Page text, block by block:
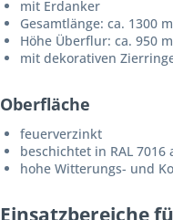
mit Erdanker
Gesamtlänge: ca. 1300
Höhe Überflur: ca. 950
mit dekorativen
Oberfläche
feuerverzinkt
beschichtet in RAL
hohe Witterungs- und
Einsatzbereiche